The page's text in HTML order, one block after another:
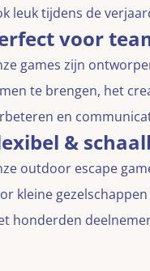
leuk tijdens de
voor
games zijn
te brengen, het
en
&
outdoor escape
kleine
honderden